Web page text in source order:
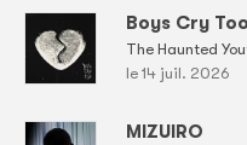
Boys Cry Too
The Haunted
le 14 juil. 2026
MIZUIRO